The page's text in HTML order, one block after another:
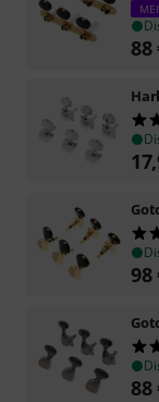
88
98
88